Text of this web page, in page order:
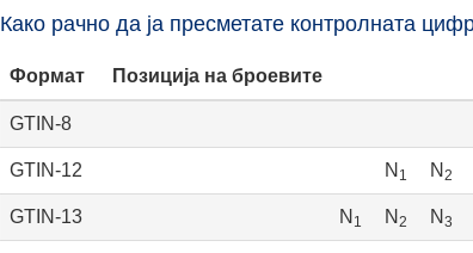
Како рачно да ја пресметате контролната
Формат Позиција на броевите
GTIN-8
GTIN-12 N 1 N 2
GTIN-13 N 1 N 2 N 3